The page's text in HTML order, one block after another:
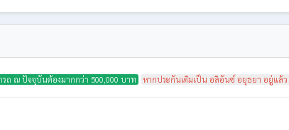
รถ ณ ปัจจุบันต้องมากกว่า 500,000 บาท หากประกันเดิมเป็น อลิอันซ์ อยุธยา อยู่แล้